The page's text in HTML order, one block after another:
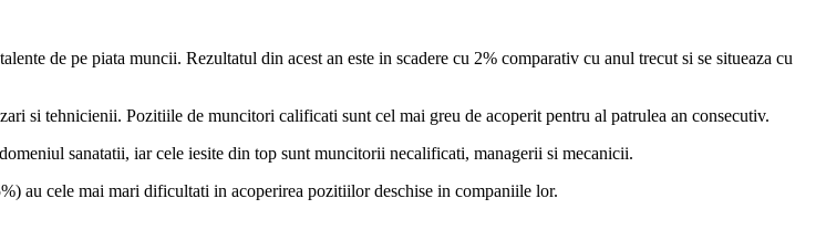
de pe piata muncii. Rezultatul din acest an este in scadere cu 2% comparativ cu anul trecut si se situeaza cu
si tehnicienii. Pozitiile de muncitori calificati sunt cel mai greu de acoperit pentru al patrulea an consecutiv.
sanatatii, iar cele iesite din top sunt muncitorii necalificati, managerii si mecanicii.
au cele mai mari dificultati in acoperirea pozitiilor deschise in companiile lor.